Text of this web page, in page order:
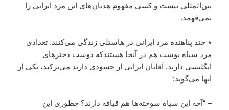
بين‌المللى نيست و کسى مفهوم هذيان‌هاى اين مرد ايرانى را
نمى‌فهمد.
٭ چند پناهنده مرد ايرانى در هاستلى زندگى مى‌کنند. تعدادى
مرد سياه پوست هم در آنجا هستندکه دوست دخترهاى
انگليسى دارند. آقايان ايرانى از حسودى دارند مى‌ترکند، يکى از
آنها مى‌گويد:
– “آخه اين سياه سوخته‌ها هم قيافه دارند؟ چطورى اين